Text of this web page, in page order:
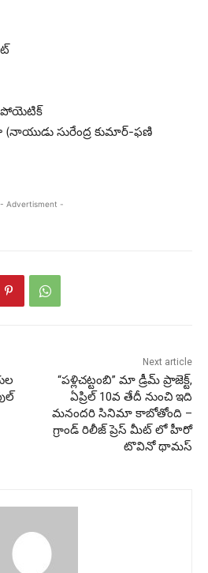
పోయెటిక్
సురేంద్ర కుమార్-ఫణి
- Advertisment -
Next article
“పళ్లిచట్టంబి” మా డ్రీమ్ ప్రాజెక్ట్,
ఏప్రిల్ 10వ తేదీ నుంచి ఇది
మనందరి సినిమా కాబోతోంది –
గ్రాండ్ రిలీజ్ ప్రెస్ మీట్ లో హీరో
టొవినో థామస్